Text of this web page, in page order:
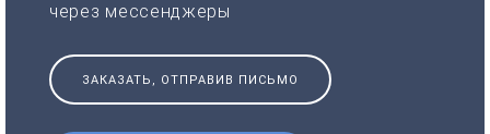
через мессенджеры
ЗАКАЗАТЬ, ОТПРАВИВ ПИСЬМО